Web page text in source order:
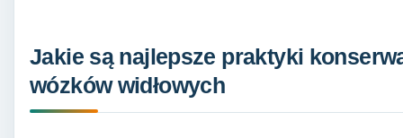
Jakie są najlepsze praktyki
wózków widłowych